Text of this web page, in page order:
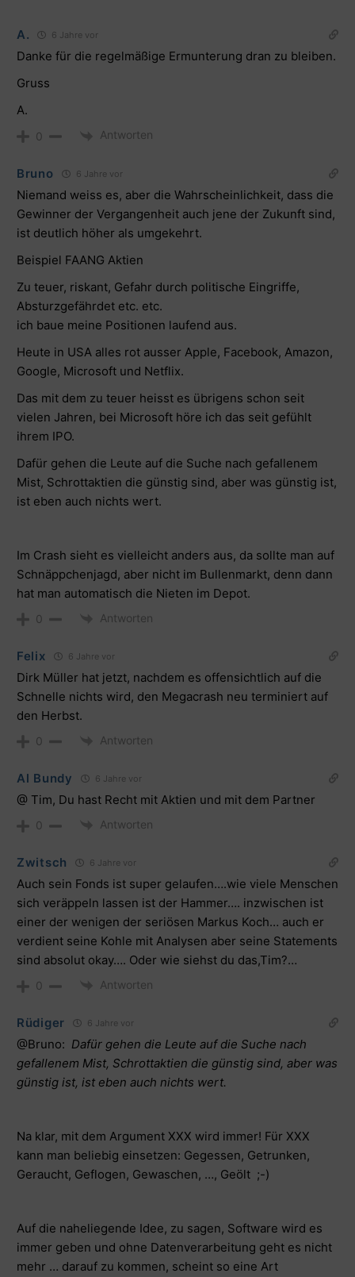
A. 6 Jahre vor
Danke für die regelmäßige Ermunterung dran zu bleiben.
Gruss
A.
0 Antworten
Bruno 6 Jahre vor
Niemand weiss es, aber die Wahrscheinlichkeit, dass die
Gewinner der Vergangenheit auch jene der Zukunft sind,
ist deutlich höher als umgekehrt.
Beispiel FAANG Aktien
Zu teuer, riskant, Gefahr durch politische Eingriffe,
Absturzgefährdet etc. etc.
ich baue meine Positionen laufend aus.
Heute in USA alles rot ausser Apple, Facebook, Amazon,
Google, Microsoft und Netflix.
Das mit dem zu teuer heisst es übrigens schon seit
vielen Jahren, bei Microsoft höre ich das seit gefühlt
ihrem IPO.
Dafür gehen die Leute auf die Suche nach gefallenem
Mist, Schrottaktien die günstig sind, aber was günstig ist,
ist eben auch nichts wert.
Im Crash sieht es vielleicht anders aus, da sollte man auf
Schnäppchenjagd, aber nicht im Bullenmarkt, denn dann
hat man automatisch die Nieten im Depot.
0 Antworten
Felix 6 Jahre vor
Dirk Müller hat jetzt, nachdem es offensichtlich auf die
Schnelle nichts wird, den Megacrash neu terminiert auf
den Herbst.
0 Antworten
Al Bundy 6 Jahre vor
@ Tim, Du hast Recht mit Aktien und mit dem Partner
0 Antworten
Zwitsch 6 Jahre vor
Auch sein Fonds ist super gelaufen….wie viele Menschen
sich veräppeln lassen ist der Hammer…. inzwischen ist
einer der wenigen der seriösen Markus Koch… auch er
verdient seine Kohle mit Analysen aber seine Statements
sind absolut okay…. Oder wie siehst du das,Tim?…
0 Antworten
Rüdiger 6 Jahre vor
@Bruno: Dafür gehen die Leute auf die Suche nach
gefallenem Mist, Schrottaktien die günstig sind, aber was
günstig ist, ist eben auch nichts wert.
Na klar, mit dem Argument XXX wird immer! Für XXX
kann man beliebig einsetzen: Gegessen, Getrunken,
Geraucht, Geflogen, Gewaschen, …, Geölt ;-)
Auf die naheliegende Idee, zu sagen, Software wird es
immer geben und ohne Datenverarbeitung geht es nicht
mehr … darauf zu kommen, scheint so eine Art